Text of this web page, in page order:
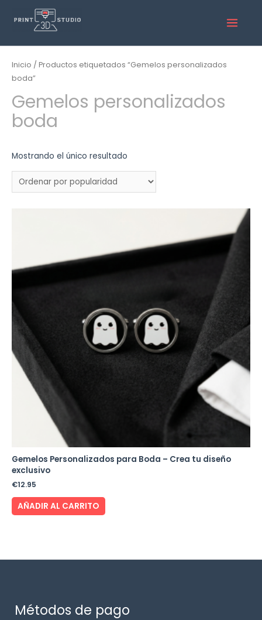
Inicio / Productos etiquetados “Gemelos personalizados
boda”
Gemelos personalizados
boda
Mostrando el único resultado
Gemelos Personalizados para Boda – Crea tu diseño
exclusivo
€12.95
AÑADIR AL CARRITO
Métodos de pago